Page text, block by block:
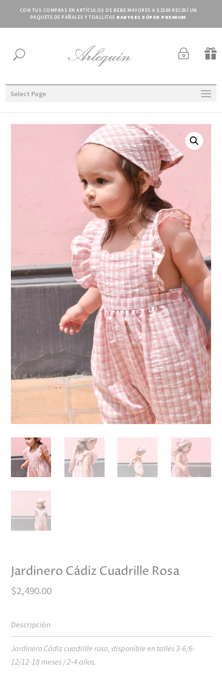
CON TUS COMPRAS EN ARTÍCULOS DE BEBÉ MAYORES A $2500 RECIBÍ UN
PAQUETE DE PAÑALES Y TOALLITAS BABYSEC SÚPER PREMIUM
U ~ 
Select Page
Jardinero Cádiz Cuadrille Rosa
$2,490.00
Jardinero Cádiz cuadrille rosa, disponible en talles 3-6/6-
12/12-18 meses / 2-4 años.